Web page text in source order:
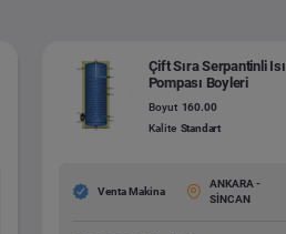
Çift Sıra Serpantinli Isı
Pompası Boyleri
Boyut 160.00
Kalite Standart
Venta Makina
ANKARA -
SİNCAN